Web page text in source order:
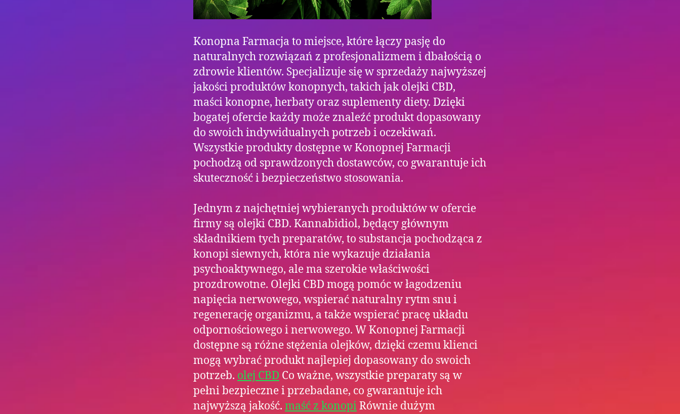
Konopna Farmacja to miejsce, które łączy pasję do
naturalnych rozwiązań z profesjonalizmem i dbałością o
zdrowie klientów. Specjalizuje się w sprzedaży najwyższej
jakości produktów konopnych, takich jak olejki CBD,
maści konopne, herbaty oraz suplementy diety. Dzięki
bogatej ofercie każdy może znaleźć produkt dopasowany
do swoich indywidualnych potrzeb i oczekiwań.
Wszystkie produkty dostępne w Konopnej Farmacji
pochodzą od sprawdzonych dostawców, co gwarantuje ich
skuteczność i bezpieczeństwo stosowania.
Jednym z najchętniej wybieranych produktów w ofercie
firmy są olejki CBD. Kannabidiol, będący głównym
składnikiem tych preparatów, to substancja pochodząca z
konopi siewnych, która nie wykazuje działania
psychoaktywnego, ale ma szerokie właściwości
prozdrowotne. Olejki CBD mogą pomóc w łagodzeniu
napięcia nerwowego, wspierać naturalny rytm snu i
regenerację organizmu, a także wspierać pracę układu
odpornościowego i nerwowego. W Konopnej Farmacji
dostępne są różne stężenia olejków, dzięki czemu klienci
mogą wybrać produkt najlepiej dopasowany do swoich
potrzeb. olej CBD Co ważne, wszystkie preparaty są w
pełni bezpieczne i przebadane, co gwarantuje ich
najwyższą jakość. maść z konopiRównie dużym